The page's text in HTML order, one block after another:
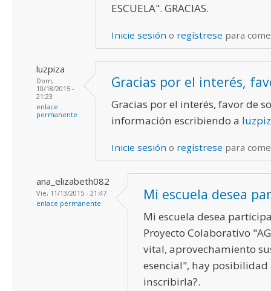
ESCUELA". GRACIAS.
Inicie sesión o regístrese para
luzpiza
Dom,
10/18/2015 -
21:23
enlace
permanente
Gracias por el interés,
Gracias por el interés, favor de
información escribiendo a
Inicie sesión o regístrese para
ana_elizabeth082
Vie, 11/13/2015 - 21:47
enlace permanente
Mi escuela desea
Mi escuela desea
Proyecto Colaborativo
vital, aprovechamiento
esencial", hay posibilidad
inscribirla?.